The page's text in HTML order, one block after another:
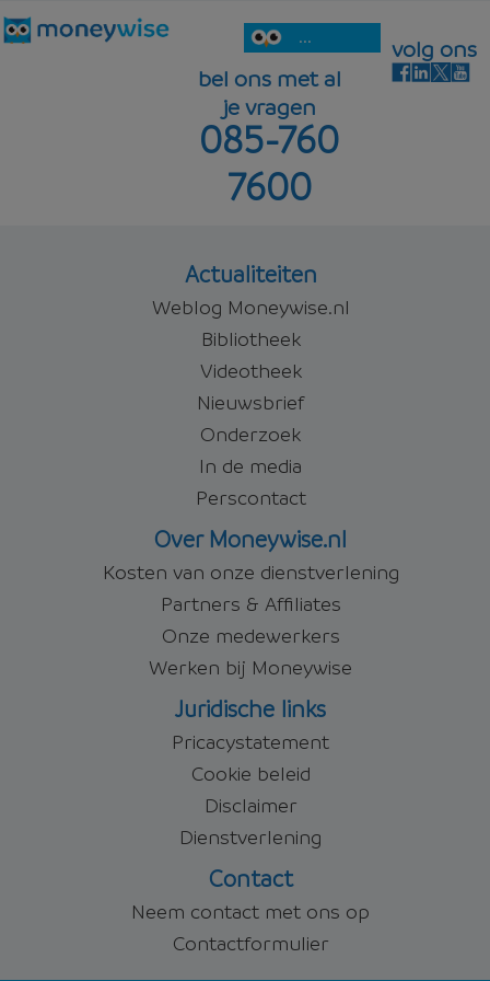
...
bel ons met al
je vragen
085-760
7600
volg ons
Actualiteiten
Weblog Moneywise.nl
Bibliotheek
Videotheek
Nieuwsbrief
Onderzoek
In de media
Perscontact
Over Moneywise.nl
Kosten van onze dienstverlening
Partners & Affiliates
Onze medewerkers
Werken bij Moneywise
Juridische links
Pricacystatement
Cookie beleid
Disclaimer
Dienstverlening
Contact
Neem contact met ons op
Contactformulier